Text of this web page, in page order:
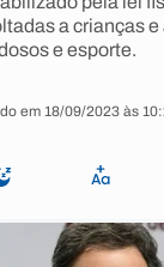
a crianças
e esporte.
em 18/09/2023 às